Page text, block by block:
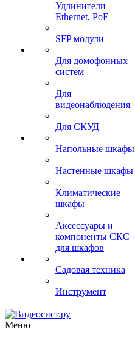
Удлинители
Ethernet, PoE
SFP модули
Для домофонных
систем
Для
видеонаблюдения
Для СКУД
Напольные шкафы
Настенные шкафы
Климатические
шкафы
Аксессуары и
компоненты СКС
для шкафов
Садовая техника
Инструмент
Меню